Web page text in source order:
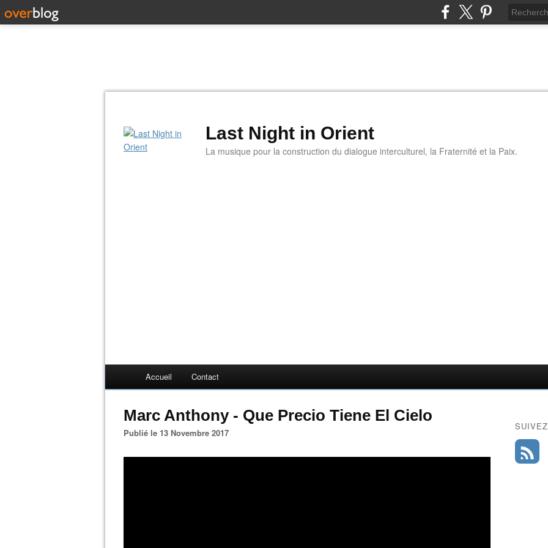
Last Night in Orient
La musique pour la construction du dialogue interculturel, la Fraternité et la Paix.
Accueil Contact
Marc Anthony - Que Precio Tiene El Cielo
Publié le 13 Novembre 2017